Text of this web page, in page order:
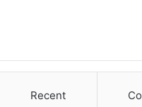
Recent